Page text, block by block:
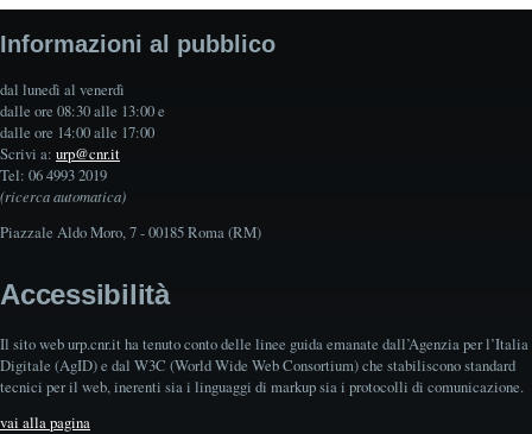
Informazioni al pubblico
dal lunedì al venerdì
dalle ore 08:30 alle 13:00 e
dalle ore 14:00 alle 17:00
Scrivi a: urp@cnr.it
Tel: 06 4993 2019
(ricerca automatica)
Piazzale Aldo Moro, 7 - 00185 Roma (RM)
Accessibilità
Il sito web urp.cnr.it ha tenuto conto delle linee guida emanate dall’Agenzia per l’Italia
Digitale (AgID) e dal W3C (World Wide Web Consortium) che stabiliscono standard
tecnici per il web, inerenti sia i linguaggi di markup sia i protocolli di comunicazione.
vai alla pagina